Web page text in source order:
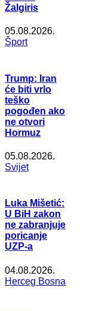
Žalgiris
05.08.2026.
Šport
Trump: Iran
će biti vrlo
teško
pogođen ako
ne otvori
Hormuz
05.08.2026.
Svijet
Luka Mišetić:
U BiH zakon
ne zabranjuje
poricanje
UZP-a
04.08.2026.
Herceg Bosna